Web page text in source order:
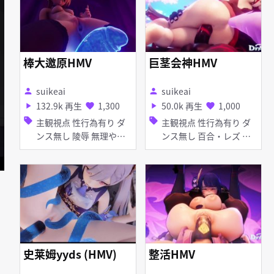
棒大邀原HMV
person suikeai
play_arrow 132.9k 再生 favorite 1,300
sell 主観視点 性行為有り ダ
ンス無し 陵辱 無理やり
異種姦 淫乱 貧乳 アナル
責め アヘ顔 イラマチオ
お漏らし・潮吹き 拘束
触手 睡姦 フェラ
巨茎会神HMV
person suikeai
play_arrow 50.0k 再生 favorite 1,000
sell 主観視点 性行為有り ダ
ンス無し 百合・レズ 異
種姦 淫乱 巨乳 獣耳 ふた
なり 顔射 種付けプレス
フェラ 女性上位
史莱姆yyds (HMV) 整活HMV